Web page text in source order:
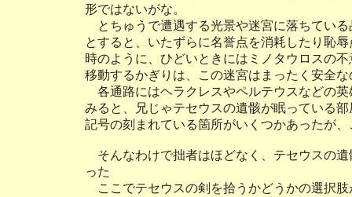
形ではないがな。
とちゅうで遭遇する光景や迷宮に落ちてい
とすると、いたずらに名誉点を消耗したり恥
時のように、ひどいときにはミノタウロスの
移動するかぎりは、この迷宮はまったく安全な
各通路にはヘラクレスやペルテウスなどの
みると、兄じゃテセウスの遺骸が眠っている
記号の刻まれている箇所がいくつかあったが
そんなわけで拙者はほどなく、テセウスの
った
ここでテセウスの剣を拾うかどうかの選択